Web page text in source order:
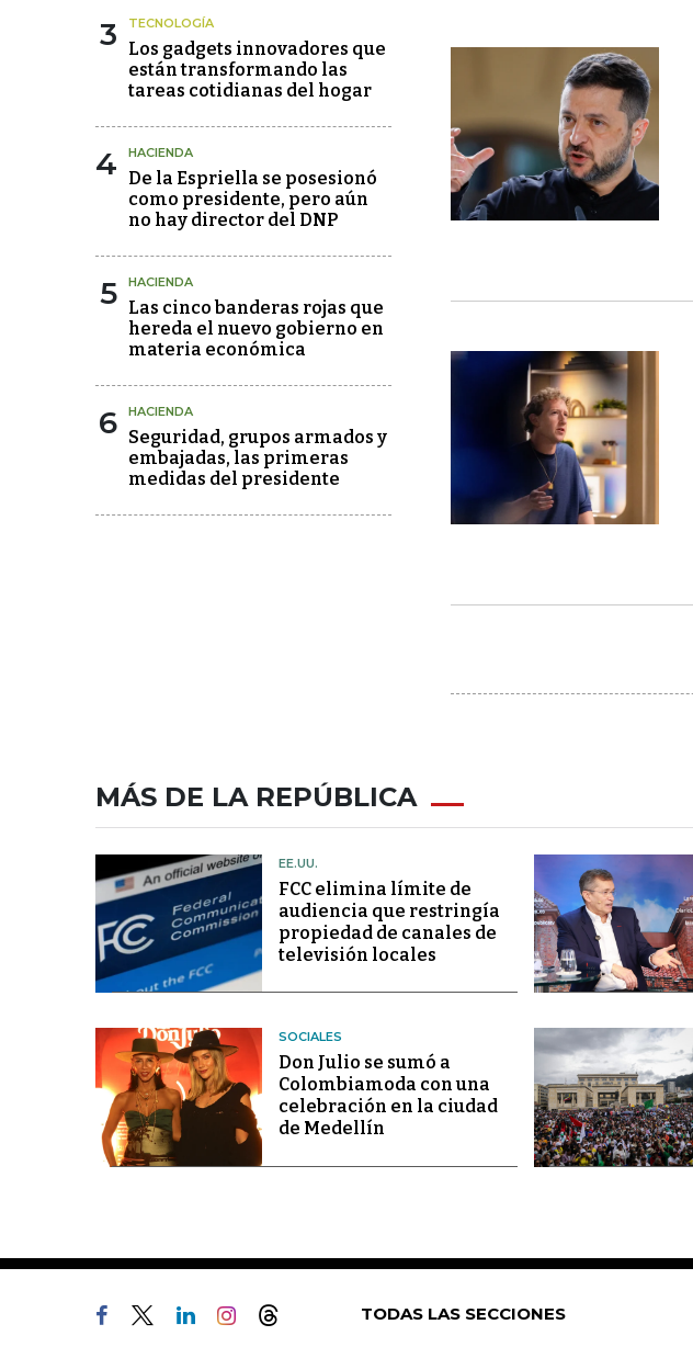
3 TECNOLOGÍA
Los gadgets innovadores que
están transformando las
tareas cotidianas del hogar
4 HACIENDA
De la Espriella se posesionó
como presidente, pero aún
no hay director del DNP
5 HACIENDA
Las cinco banderas rojas que
hereda el nuevo gobierno en
materia económica
6 HACIENDA
Seguridad, grupos armados y
embajadas, las primeras
medidas del presidente
MÁS DE LA REPÚBLICA
EE.UU.
FCC elimina límite de
audiencia que restringía
propiedad de canales de
televisión locales
SOCIALES
Don Julio se sumó a
Colombiamoda con una
celebración en la ciudad
de Medellín
TODAS LAS SECCIONES